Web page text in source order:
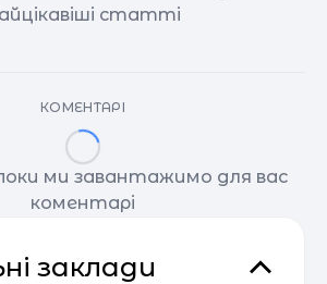
статті
КОМЕНТАРІ
ми завантажимо для вас
коментарі
заклади